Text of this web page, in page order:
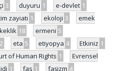
3 duyuru 1 e-devlet 1
zayiatı 1 ekoloji 3
emek
18 ermeni 5
2 eta 5 etiyopya 4 Etkiniz 1
of Human Rights 1
Evrensel
1 fas 1 faşizm 4